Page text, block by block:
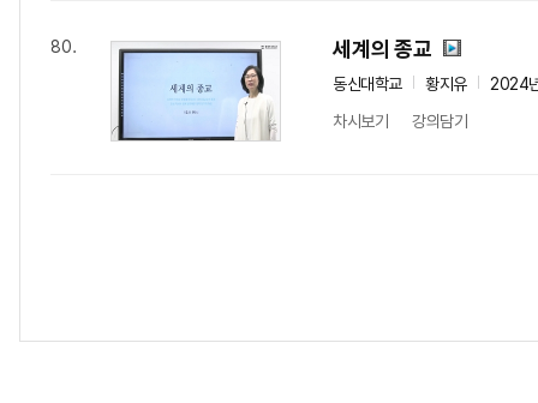
80. 세계의 종교
동신대학교 황지유
2024
차시보기
강의담기